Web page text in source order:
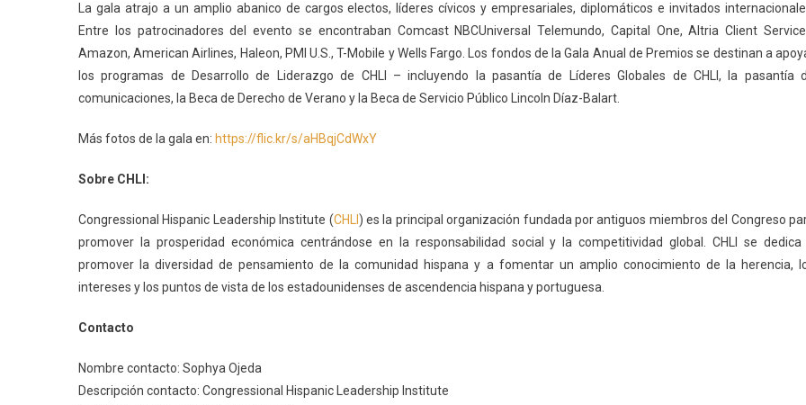
La gala atrajo a un amplio abanico de cargos electos, líderes cívicos y empresariales, diplomáticos e invitados
Entre los patrocinadores del evento se encontraban Comcast NBCUniversal Telemundo, Capital One, Altria Client
Amazon, American Airlines, Haleon, PMI U.S., T-Mobile y Wells Fargo. Los fondos de la Gala Anual de Premios se destinan a
los programas de Desarrollo de Liderazgo de CHLI – incluyendo la pasantía de Líderes Globales de CHLI, la pasantía
comunicaciones, la Beca de Derecho de Verano y la Beca de Servicio Público Lincoln Díaz-Balart.
Más fotos de la gala en: https://flic.kr/s/aHBqjCdWxY
Sobre CHLI:
Congressional Hispanic Leadership Institute (CHLI ) es la principal organización fundada por antiguos miembros del Congreso
promover la prosperidad económica centrándose en la responsabilidad social y la competitividad global. CHLI se dedica
promover la diversidad de pensamiento de la comunidad hispana y a fomentar un amplio conocimiento de la herencia,
intereses y los puntos de vista de los estadounidenses de ascendencia hispana y portuguesa.
Contacto
Nombre contacto: Sophya Ojeda
Descripción contacto: Congressional Hispanic Leadership Institute